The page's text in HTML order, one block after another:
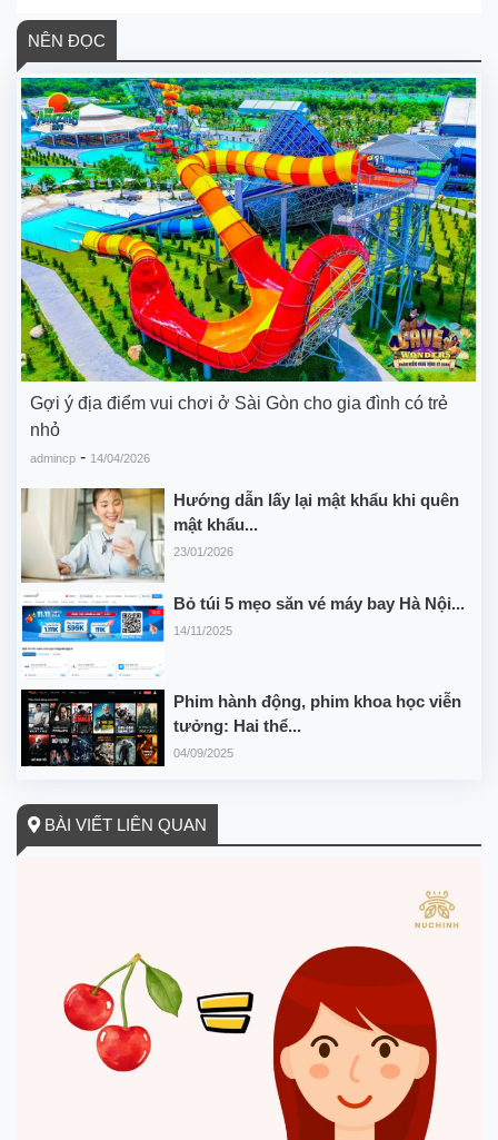
NÊN ĐỌC
Gợi ý địa điểm vui chơi ở Sài Gòn cho gia đình có trẻ
nhỏ
admincp - 14/04/2026
Hướng dẫn lấy lại mật khẩu khi quên
mật khẩu...
23/01/2026
Bỏ túi 5 mẹo săn vé máy bay Hà Nội...
14/11/2025
Phim hành động, phim khoa học viễn
tưởng: Hai thể...
04/09/2025
BÀI VIẾT LIÊN QUAN